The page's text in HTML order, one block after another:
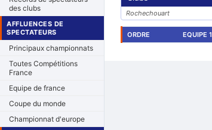
des clubs
AFFLUENCES DE
SPECTATEURS
Principaux championnats
Toutes Compétitions
France
Equipe de france
Coupe du monde
Championnat d'europe
Rochechouart
ORDRE EQUIPE 1